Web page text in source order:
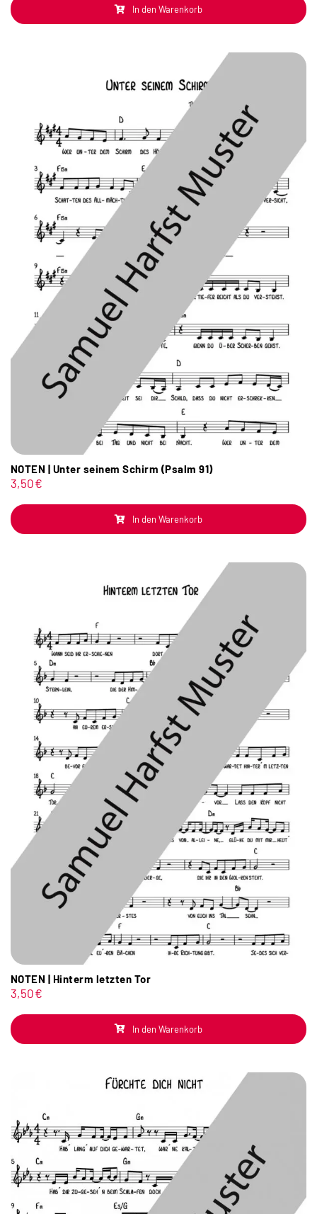
In den Warenkorb
NOTEN | Unter seinem Schirm (Psalm 91)
3,50€
In den Warenkorb
NOTEN | Hinterm letzten Tor
3,50€
In den Warenkorb